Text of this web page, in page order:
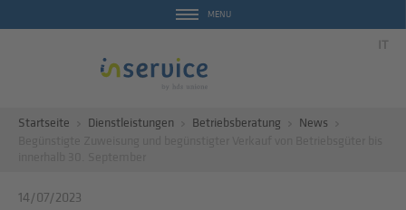
MENU
IT
Startseite Dienstleistungen Betriebsberatung
News
14/07/2023